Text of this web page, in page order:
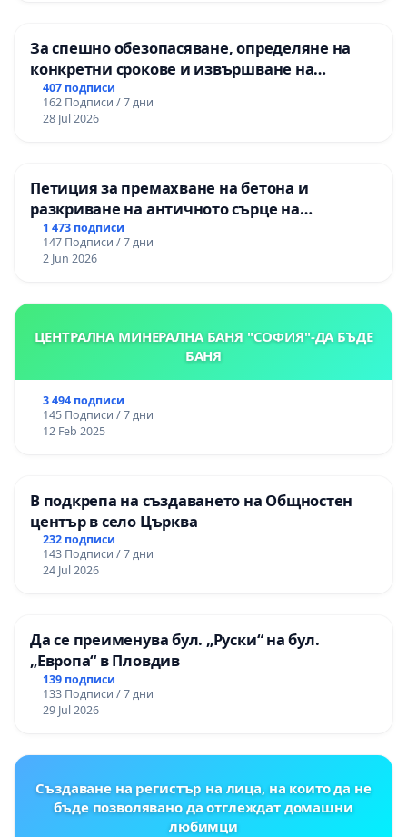
За спешно обезопасяване, определяне на
конкретни срокове и извършване на
цялостна рехабилитация на
републиканския път между пътен възел АМ
„Тракия“ - гр. Ихтиман - с. Мирово - к.к.
407 подписи
162 Подписи / 7 дни
28 Jul 2026
Петиция за премахване на бетона и
разкриване на античното сърце на
Могиланската могила във Враца
1 473 подписи
147 Подписи / 7 дни
2 Jun 2026
ЦЕНТРАЛНА МИНЕРАЛНА БАНЯ "СОФИЯ"-ДА БЪДЕ
БАНЯ
3 494 подписи
145 Подписи / 7 дни
12 Feb 2025
В подкрепа на създаването на Общностен
център в село Църква
232 подписи
143 Подписи / 7 дни
24 Jul 2026
Да се преименува бул. „Руски“ на бул.
„Европа“ в Пловдив
139 подписи
133 Подписи / 7 дни
29 Jul 2026
Създаване на регистър на лица, на които да не
бъде позволявано да отглеждат домашни
любимци